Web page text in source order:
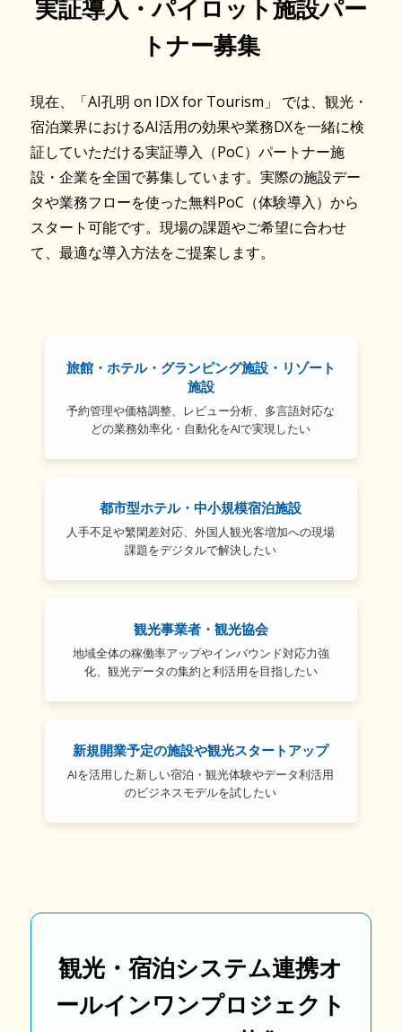
実証導入・パイロット施設パー
トナー募集
現在、「AI孔明 on IDX for Tourism」 では、観光・
宿泊業界におけるAI活用の効果や業務DXを一緒に検
証していただける実証導入（PoC）パートナー施
設・企業を全国で募集しています。実際の施設デー
タや業務フローを使った無料PoC（体験導入）から
スタート可能です。現場の課題やご希望に合わせ
て、最適な導入方法をご提案します。
旅館・ホテル・グランピング施設・リゾート
施設
予約管理や価格調整、レビュー分析、多言語対応な
どの業務効率化・自動化をAIで実現したい
都市型ホテル・中小規模宿泊施設
人手不足や繁閑差対応、外国人観光客増加への現場
課題をデジタルで解決したい
観光事業者・観光協会
地域全体の稼働率アップやインバウンド対応力強
化、観光データの集約と利活用を目指したい
新規開業予定の施設や観光スタートアップ
AIを活用した新しい宿泊・観光体験やデータ利活用
のビジネスモデルを試したい
観光・宿泊システム連携オ
ールインワンプロジェクト